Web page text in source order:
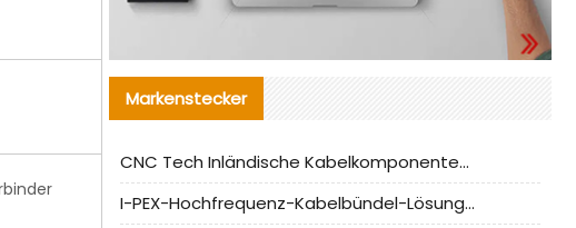
Markenstecker
CNC Tech Inländische Kabelkomponentenbewertung und Massenproduktionsanpassungsanleitung
I-PEX-Hochfrequenz-Kabelbündel-Lösung für die heimische Produktion analysiert